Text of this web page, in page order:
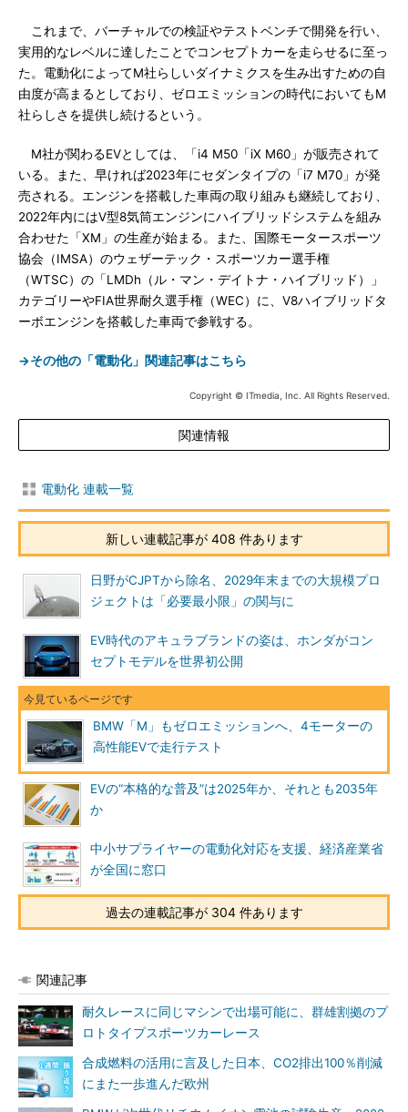
これまで、バーチャルでの検証やテストベンチで開発を行い、
実用的なレベルに達したことでコンセプトカーを走らせるに至っ
た。電動化によってM社らしいダイナミクスを生み出すための自
由度が高まるとしており、ゼロエミッションの時代においてもM
社らしさを提供し続けるという。
M社が関わるEVとしては、「i4 M50「iX M60」が販売されて
いる。また、早ければ2023年にセダンタイプの「i7 M70」が発
売される。エンジンを搭載した車両の取り組みも継続しており、
2022年内にはV型8気筒エンジンにハイブリッドシステムを組み
合わせた「XM」の生産が始まる。また、国際モータースポーツ
協会（IMSA）のウェザーテック・スポーツカー選手権
（WTSC）の「LMDh（ル・マン・デイトナ・ハイブリッド）」
カテゴリーやFIA世界耐久選手権（WEC）に、V8ハイブリッドタ
ーボエンジンを搭載した車両で参戦する。
→その他の「電動化」関連記事はこちら
Copyright © ITmedia, Inc. All Rights Reserved.
関連情報
電動化 連載一覧
新しい連載記事が 408 件あります
日野がCJPTから除名、2029年末までの大規模プロ
ジェクトは「必要最小限」の関与に
EV時代のアキュラブランドの姿は、ホンダがコン
セプトモデルを世界初公開
BMW「M」もゼロエミッションへ、4モーターの
高性能EVで走行テスト
EVの“本格的な普及”は2025年か、それとも2035年
か
中小サプライヤーの電動化対応を支援、経済産業省
が全国に窓口
過去の連載記事が 304 件あります
関連記事
耐久レースに同じマシンで出場可能に、群雄割拠のプ
ロトタイプスポーツカーレース
合成燃料の活用に言及した日本、CO2排出100％削減
にまた一歩進んだ欧州